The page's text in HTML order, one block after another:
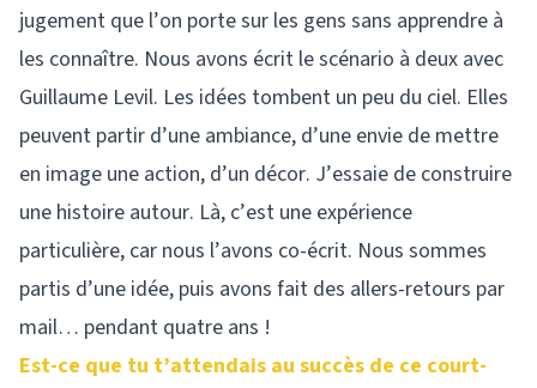
jugement que l’on porte sur les gens sans apprendre à
les connaître. Nous avons écrit le scénario à deux avec
Guillaume Levil. Les idées tombent un peu du ciel. Elles
peuvent partir d’une ambiance, d’une envie de mettre
en image une action, d’un décor. J’essaie de construire
une histoire autour. Là, c’est une expérience
particulière, car nous l’avons co-écrit. Nous sommes
partis d’une idée, puis avons fait des allers-retours par
mail… pendant quatre ans !
Est-ce que tu t’attendais au succès de ce court-